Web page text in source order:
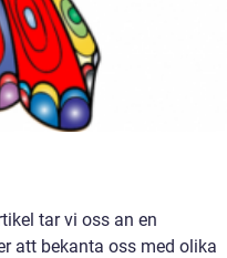
tar vi oss an en
att bekanta oss med olika